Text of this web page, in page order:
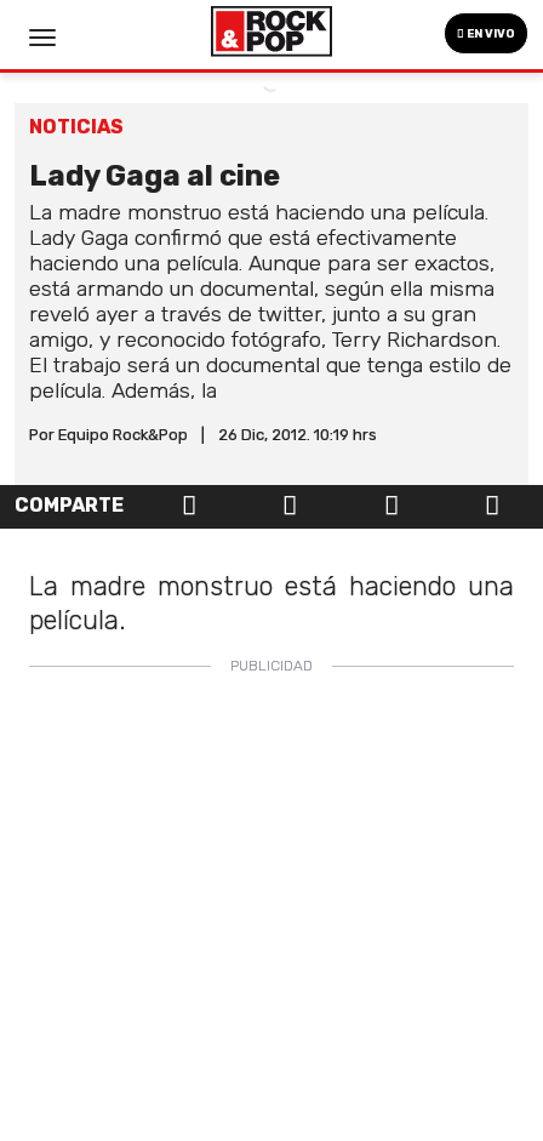
EN VIVO
NOTICIAS
Lady Gaga al cine
La madre monstruo está haciendo una película.
Lady Gaga confirmó que está efectivamente
haciendo una película. Aunque para ser exactos,
está armando un documental, según ella misma
reveló ayer a través de twitter, junto a su gran
amigo, y reconocido fotógrafo, Terry Richardson.
El trabajo será un documental que tenga estilo de
película. Además, la
Por Equipo Rock&Pop 26 Dic, 2012. 10:19 hrs
COMPARTE
La madre monstruo está haciendo una
película.